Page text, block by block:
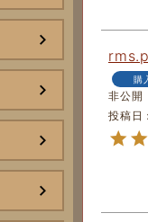
購
非公開
投稿日